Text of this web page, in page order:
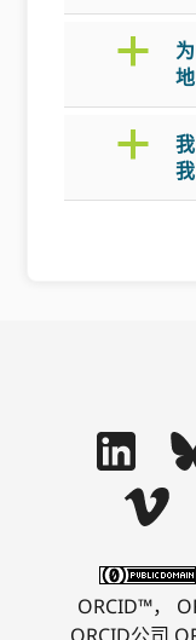
a
a
ORCID™，